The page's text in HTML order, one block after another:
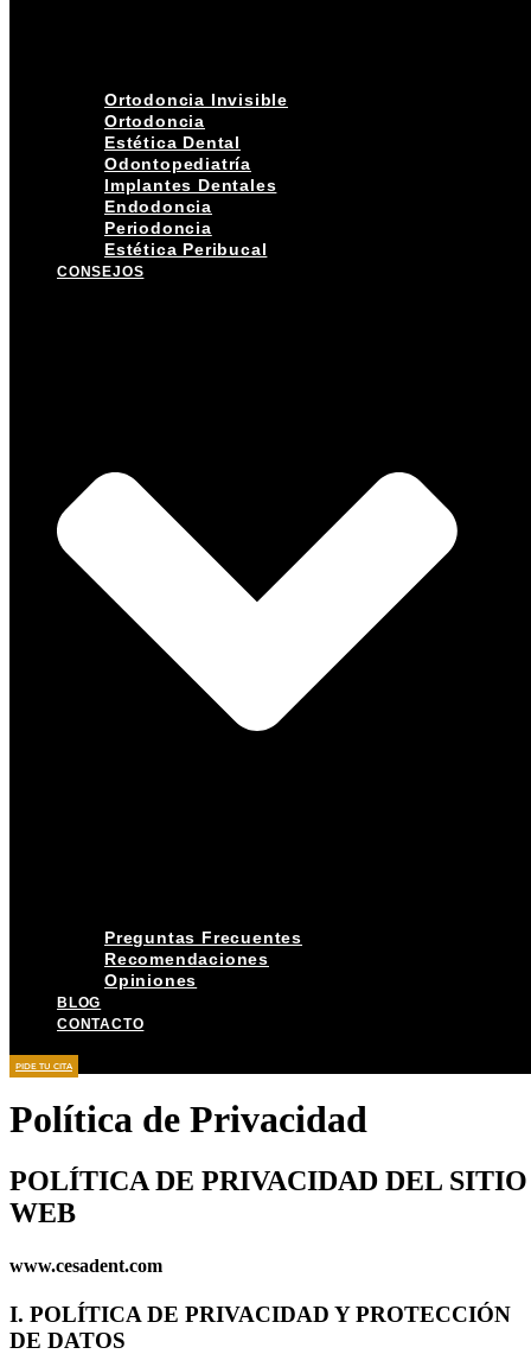
Ortodoncia Invisible
Ortodoncia
Estética Dental
Odontopediatría
Implantes Dentales
Endodoncia
Periodoncia
Estética Peribucal
CONSEJOS
Preguntas Frecuentes
Recomendaciones
Opiniones
BLOG
CONTACTO
PIDE TU CITA
Política de Privacidad
POLÍTICA DE PRIVACIDAD DEL SITIO
WEB
www.cesadent.com
I. POLÍTICA DE PRIVACIDAD Y PROTECCIÓN
DE DATOS